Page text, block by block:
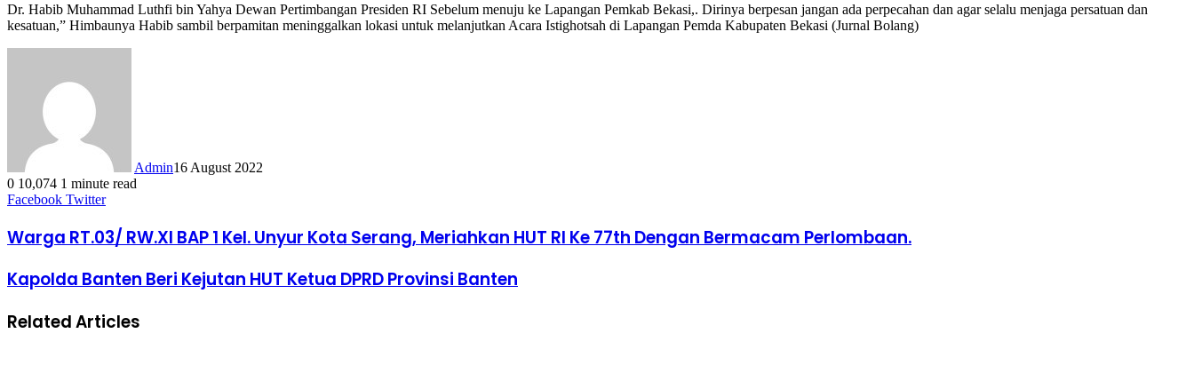
Dr. Habib Muhammad Luthfi bin Yahya Dewan Pertimbangan Presiden RI Sebelum menuju ke Lapangan Pemkab Bekasi,. Dirinya berpesan jangan ada perpecahan dan agar selalu menjaga persatuan dan
kesatuan,” Himbaunya Habib sambil berpamitan meninggalkan lokasi untuk melanjutkan Acara Istighotsah di Lapangan Pemda Kabupaten Bekasi (Jurnal Bolang)
Admin16 August 2022
0 10,074 1 minute read
Facebook TwitterLinkedIn
Tumblr
Pinterest
Reddit
VKontakte
Share
Email
Print
Warga RT.03/ RW.XI BAP 1 Kel. Unyur Kota Serang, Meriahkan HUT RI Ke 77th Dengan Bermacam Perlombaan.
Kapolda Banten Beri Kejutan HUT Ketua DPRD Provinsi Banten
Related Articles